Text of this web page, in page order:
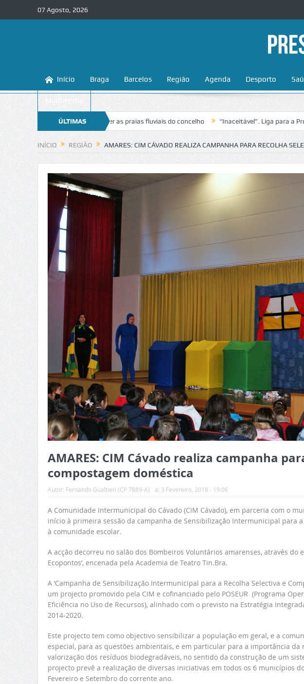
07 Agosto, 2026
Início Braga Barcelos Região Agenda Desporto
Multimédia
ÚLTIMAS
NOTÍCIAS
a conhecer e proteger as praias fluviais do concelho “Inaceitável”. Liga para a Proteção da
INÍCIO REGIÃO AMARES: CIM CÁVADO REALIZA CAMPANHA PARA RECOLHA
AMARES: CIM Cávado realiza campanha
compostagem doméstica
Autor: Fernando Gualtieri (CP 7889-A) a: 3 Fevereiro, 2018 - 19:06
A Comunidade Intermunicipal do Cávado (CIM Cávado), em parceria com o
início à primeira sessão da campanha de Sensibilização Intermunicipal para
à comunidade escolar.
A acção decorreu no salão dos Bombeiros Voluntários amarenses, através do
Ecopontos’, encenada pela Academia de Teatro Tin.Bra.
A ‘Campanha de Sensibilização Intermunicipal para a Recolha Selectiva e
um projecto promovido pela CIM e cofinanciado pelo POSEUR (Programa
Eficiência no Uso de Recursos), alinhado com o previsto na Estratégia
2014-2020.
Este projecto tem como objectivo sensibilizar a população em geral, e a
especial, para as questões ambientais, e em particular para a importância da
valorização dos resíduos biodegradáveis, no sentido da construção de um
projecto prevê a realização de diversas iniciativas em todos os 6 municípios
Fevereiro e Setembro do corrente ano.